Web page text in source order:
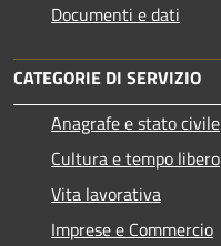
Documenti e dati
CATEGORIE DI SERVIZIO
Anagrafe e stato civile
Cultura e tempo libero
Vita lavorativa
Imprese e Commercio